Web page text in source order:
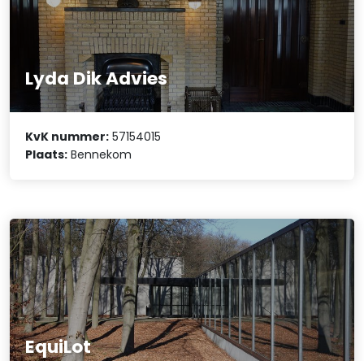
Lyda Dik Advies
KvK nummer: 57154015
Plaats: Bennekom
EquiLot